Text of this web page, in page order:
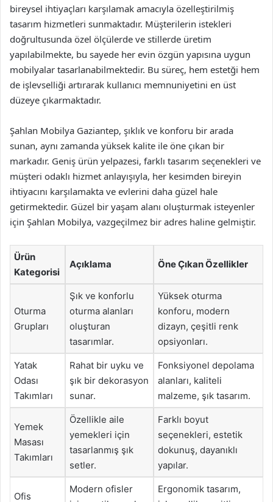
bireysel ihtiyaçları karşılamak amacıyla özelleştirilmiş
tasarım hizmetleri sunmaktadır. Müşterilerin istekleri
doğrultusunda özel ölçülerde ve stillerde üretim
yapılabilmekte, bu sayede her evin özgün yapısına uygun
mobilyalar tasarlanabilmektedir. Bu süreç, hem estetği hem
de işlevselliği artırarak kullanıcı memnuniyetini en üst
düzeye çıkarmaktadır.
Şahlan Mobilya Gaziantep, şıklık ve konforu bir arada
sunan, aynı zamanda yüksek kalite ile öne çıkan bir
markadır. Geniş ürün yelpazesi, farklı tasarım seçenekleri ve
müşteri odaklı hizmet anlayışıyla, her kesimden bireyin
ihtiyacını karşılamakta ve evlerini daha güzel hale
getirmektedir. Güzel bir yaşam alanı oluşturmak isteyenler
için Şahlan Mobilya, vazgeçilmez bir adres haline gelmiştir.
Ürün
Kategorisi
Açıklama Öne Çıkan Özellikler
Oturma
Grupları
Şık ve konforlu
oturma alanları
oluşturan
tasarımlar.
Yüksek oturma
konforu, modern
dizayn, çeşitli renk
opsiyonları.
Yatak
Odası
Takımları
Rahat bir uyku ve
şık bir dekorasyon
sunar.
Fonksiyonel depolama
alanları, kaliteli
malzeme, şık tasarım.
Yemek
Masası
Takımları
Özellikle aile
yemekleri için
tasarlanmış şık
setler.
Farklı boyut
seçenekleri, estetik
dokunuş, dayanıklı
yapılar.
Ofis
Modern ofisler
Ergonomik tasarım,